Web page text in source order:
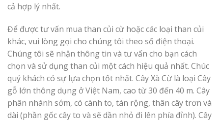
cả hợp lý nhất.
Để được tư vấn mua than củi cừ hoặc các loại than củi
khác, vui lòng gọi cho chúng tôi theo số điện thoại.
Chúng tôi sẽ nhận thông tin và tư vấn cho bạn cách
chọn và sử dụng than củi một cách hiệu quả nhất. Chúc
quý khách có sự lựa chọn tốt nhất. Cây Xà Cừ là loại Cây
gỗ lớn thông dụng ở Việt Nam, cao từ 30 đến 40 m. Cây
phân nhánh sớm, có cành to, tán rộng, thân cây trơn và
dài (phần gốc cây to và sẽ dần nhỏ đi lên phía đỉnh). Cây